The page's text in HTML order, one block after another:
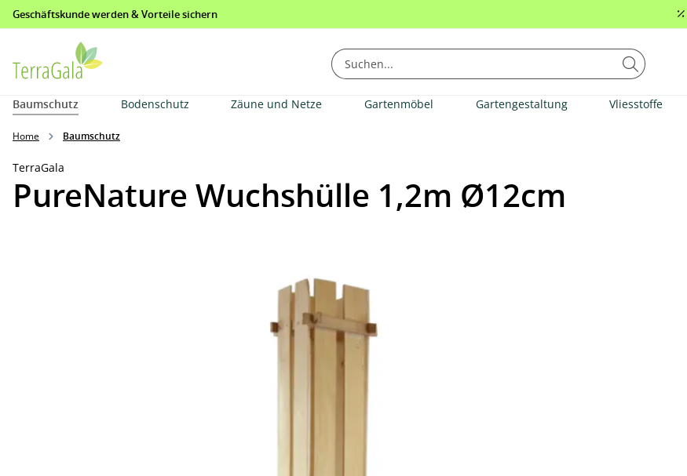
Zur Hauptnavigation springen
Geschäftskunde werden & Vorteile sichern
Baumschutz Bodenschutz Zäune und Netze Gartenmöbel Gartengestaltung Vliesstoffe
Home Baumschutz
TerraGala
PureNature Wuchshülle 1,2m Ø12cm